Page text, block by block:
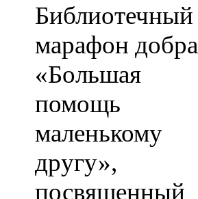
Библиотечный
марафон добра
«Большая
помощь
маленькому
другу»,
посвященный